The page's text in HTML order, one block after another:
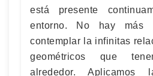
está presente
entorno. No hay más
contemplar la infinitas
geométricos que
alrededor. Aplicamos